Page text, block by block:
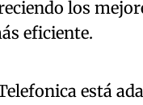
los
eficiente.
está